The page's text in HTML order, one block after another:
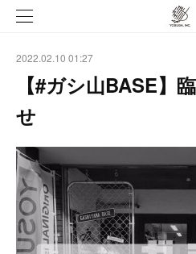
2022.02.10 01:27
【#ガシ山BASE】
せ